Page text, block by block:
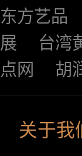
东方艺品
展
台湾
点网
胡
关于我